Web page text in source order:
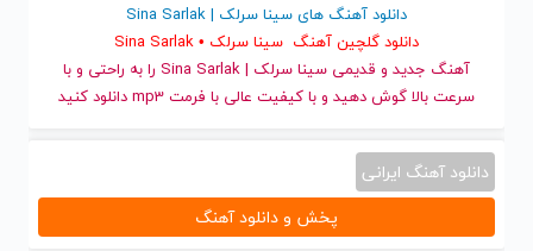
دانلود آهنگ های سینا سرلک | Sina Sarlak
دانلود گلچین آهنگ سینا سرلک • Sina Sarlak
آهنگ جدید
و قدیمی سینا سرلک | Sina Sarlak را به راحتی و با
سرعت بالا گوش دهید و با کیفیت عالی با فرمت mp3 دانلود کنید
دانلود آهنگ ایرانی
پخش و دانلود آهنگ